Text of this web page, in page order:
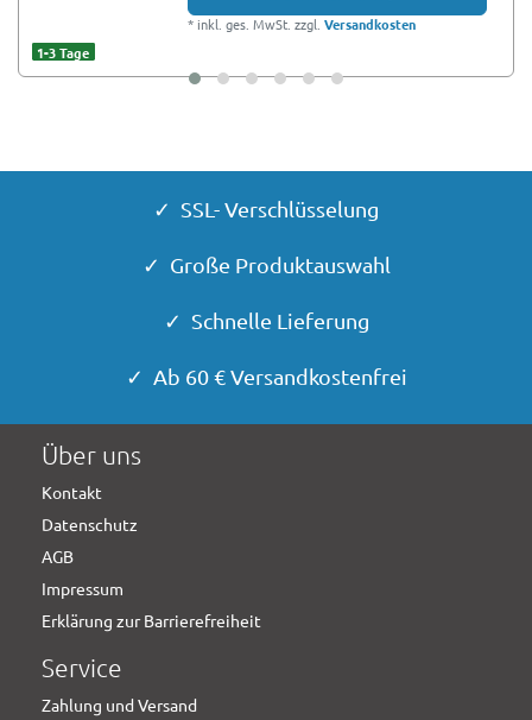
* inkl. ges. MwSt. zzgl.Versandkosten
1-3 Tage
✓ SSL- Verschlüsselung
✓ Große Produktauswahl
✓ Schnelle Lieferung
✓ Ab 60 € Versandkostenfrei
Über uns
Kontakt
Datenschutz
AGB
Impressum
Erklärung zur Barrierefreiheit
Service
Zahlung und Versand